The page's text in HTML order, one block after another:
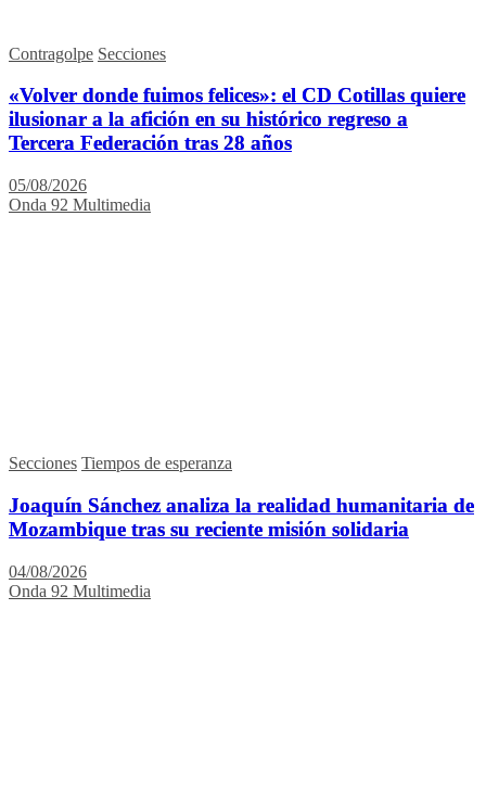
Contragolpe Secciones
«Volver donde fuimos felices»: el CD Cotillas quiere
ilusionar a la afición en su histórico regreso a
Tercera Federación tras 28 años
05/08/2026
Onda 92 Multimedia
Secciones Tiempos de esperanza
Joaquín Sánchez analiza la realidad humanitaria de
Mozambique tras su reciente misión solidaria
04/08/2026
Onda 92 Multimedia